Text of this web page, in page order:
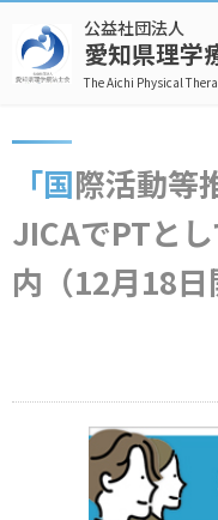
公益社団法人
愛知県理学
The Aichi Physical
「国際活動等推進委員会研修会〜
JICAでPTと
内（12月18日